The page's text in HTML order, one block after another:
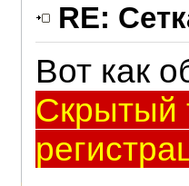
RE:
Вот как
Скрытый